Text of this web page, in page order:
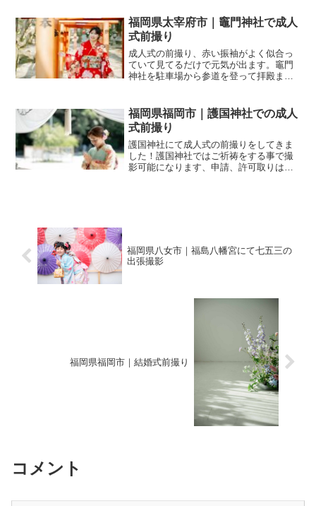
た・・・！緑の振袖がとってもお似合い
です！髪型もおしゃれ・・・紅...
福岡県太宰府市｜竈門神社で成人
式前撮り
成人式の前撮り、赤い振袖がよく似合っ
ていて見てるだけで元気が出ます。竈門
神社を駐車場から参道を登って拝殿ま
親御さんの撮りたい写真と本人がどんな
写真を撮りたいのか。竈門神...
福岡県福岡市｜護国神社での成人
式前撮り
護国神社にて成人式の前撮りをしてきま
した！護国神社ではご祈祷をする事で撮
影可能になります、申請、許可取りはご
福岡県八女市｜福島八幡宮にて七五三の
出張撮影
福岡県福岡市｜結婚式前撮り
コメント